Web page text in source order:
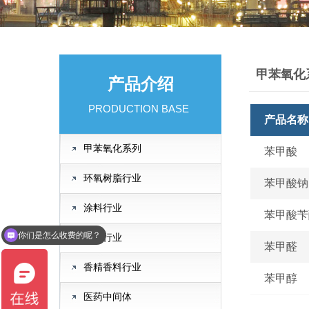
产品介绍
PRODUCTION BASE
甲苯氧化系列
环氧树脂行业
涂料行业
纺织行业
香精香料行业
医药中间体
甲苯氧化
产品名称
苯甲酸
苯甲酸钠
苯甲酸
苯甲醛
苯甲醇
你们是怎么收费的呢？